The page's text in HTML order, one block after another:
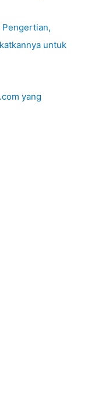
Pengertian,
untuk
yang